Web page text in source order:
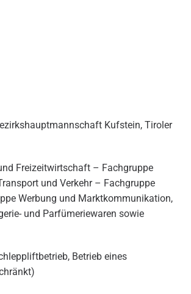
Kufstein, Tiroler
Freizeitwirtschaft – Fachgruppe
und Verkehr – Fachgruppe
Werbung und Marktkommunikation,
und Parfümeriewaren sowie
Betrieb eines